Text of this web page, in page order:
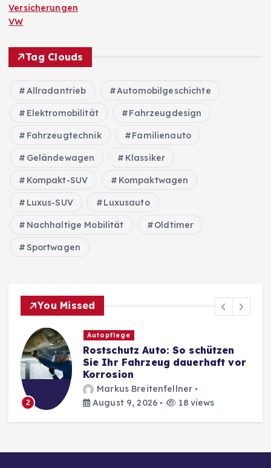
Versicherungen
VW
Tag Clouds
Allradantrieb Automobilgeschichte
Elektromobilität Fahrzeugdesign
Fahrzeugtechnik Familienauto
Geländewagen Klassiker
Kompakt-SUV Kompaktwagen
Luxus-SUV Luxusauto
Nachhaltige Mobilität Oldtimer
Sportwagen
You Missed
2
Autopflege
Rostschutz Auto: So schützen
Sie Ihr Fahrzeug dauerhaft vor
Korrosion
Markus Breitenfellner
August 9, 2026
18 views